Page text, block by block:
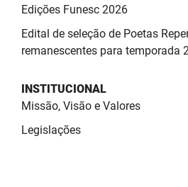
Edições Funesc 2026
Edital de seleção de Poetas
remanescentes para temporada
INSTITUCIONAL
Missão, Visão e Valores
Legislações